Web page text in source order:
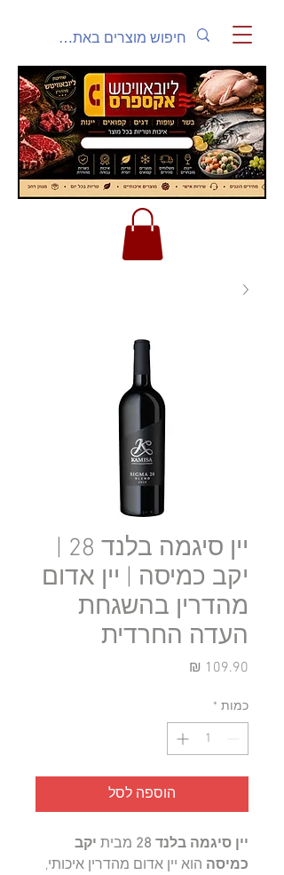
יקב כמיסה | יין אדום
מהדרין בהשגחת
העדה החרדית
כמות *
הוספה לסל
יין סיגמה בלנד 28 מבית יקב
כמיסה הוא יין אדום מהדרין איכותי,